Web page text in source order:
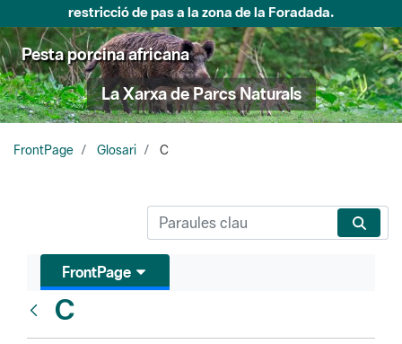
restricció de pas a la zona de la Foradada.
Pesta porcina africana
La Xarxa de Parcs Naturals
FrontPage Glosari C
FrontPage
C